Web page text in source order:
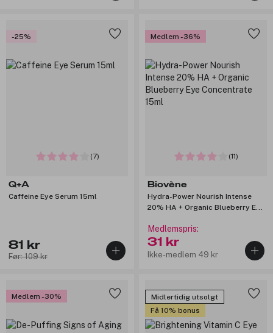
-25%
(7)
Q+A
Caffeine Eye Serum 15ml
81 kr
Før: 109 kr
Medlem -36%
(11)
Biovène
Hydra-Power Nourish Intense
20% HA + Organic Blueberry Eye
Medlemspris:
31 kr
Ikke-medlem 49 kr
Medlem -30%
Midlertidig utsolgt
Få 10% bonus